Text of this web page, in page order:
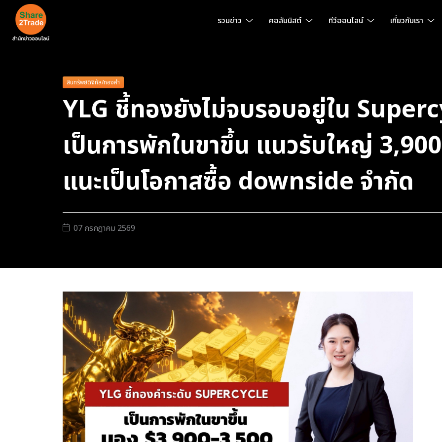
รวมข่าว คอลัมนิสต์ ทีวีออนไลน์ เกี่ยวกับเรา
สินทรัพย์ดิจิทัล/ทองคำ
YLG ชี้ทองยังไม่จบรอบอยู่ใน
เป็นการพักในขาขึ้น แนวรับใหญ่
แนะเป็นโอกาสซื้อ downside จำกัด
07 กรกฎาคม 2569